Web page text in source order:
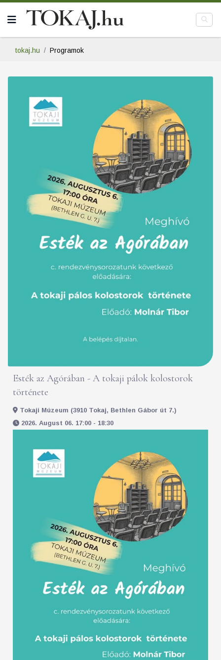
tokaj.hu Programok
Esték az Agórában - A tokaji pálok kolostorok
története
Tokaji Múzeum (3910 Tokaj, Bethlen Gábor út 7.)
2026. August 06. 17:00 - 18:30